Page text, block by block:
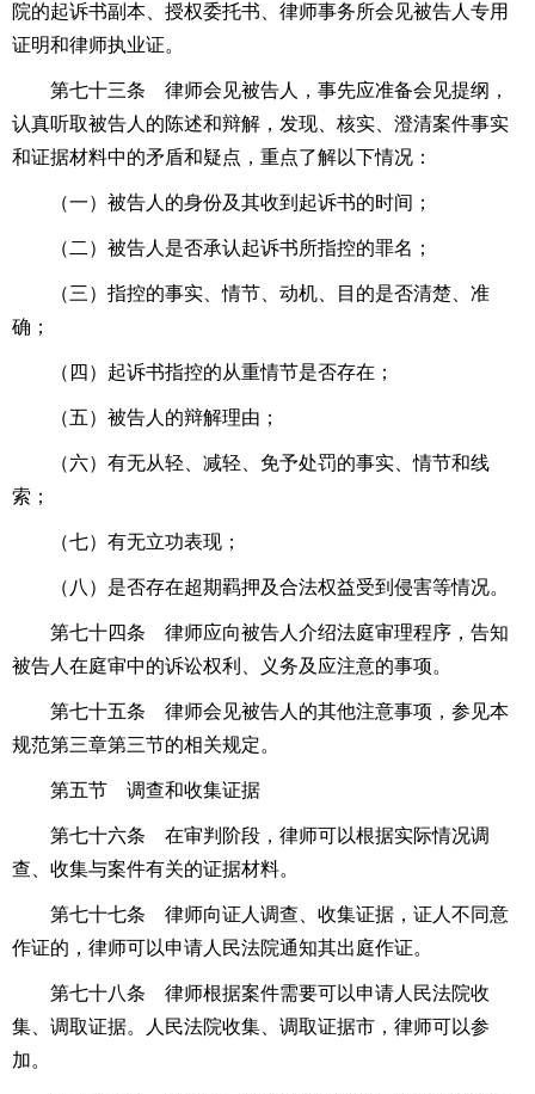
院的起诉书副本、授权委托书、律师事务所会见被告人专用
证明和律师执业证。
第七十三条 律师会见被告人，事先应准备会见提纲，
认真听取被告人的陈述和辩解，发现、核实、澄清案件事实
和证据材料中的矛盾和疑点，重点了解以下情况：
（一）被告人的身份及其收到起诉书的时间；
（二）被告人是否承认起诉书所指控的罪名；
（三）指控的事实、情节、动机、目的是否清楚、准
确；
（四）起诉书指控的从重情节是否存在；
（五）被告人的辩解理由；
（六）有无从轻、减轻、免予处罚的事实、情节和线
索；
（七）有无立功表现；
（八）是否存在超期羁押及合法权益受到侵害等情况。
第七十四条 律师应向被告人介绍法庭审理程序，告知
被告人在庭审中的诉讼权利、义务及应注意的事项。
第七十五条 律师会见被告人的其他注意事项，参见本
规范第三章第三节的相关规定。
第五节 调查和收集证据
第七十六条 在审判阶段，律师可以根据实际情况调
查、收集与案件有关的证据材料。
第七十七条 律师向证人调查、收集证据，证人不同意
作证的，律师可以申请人民法院通知其出庭作证。
第七十八条 律师根据案件需要可以申请人民法院收
集、调取证据。人民法院收集、调取证据市，律师可以参
加。